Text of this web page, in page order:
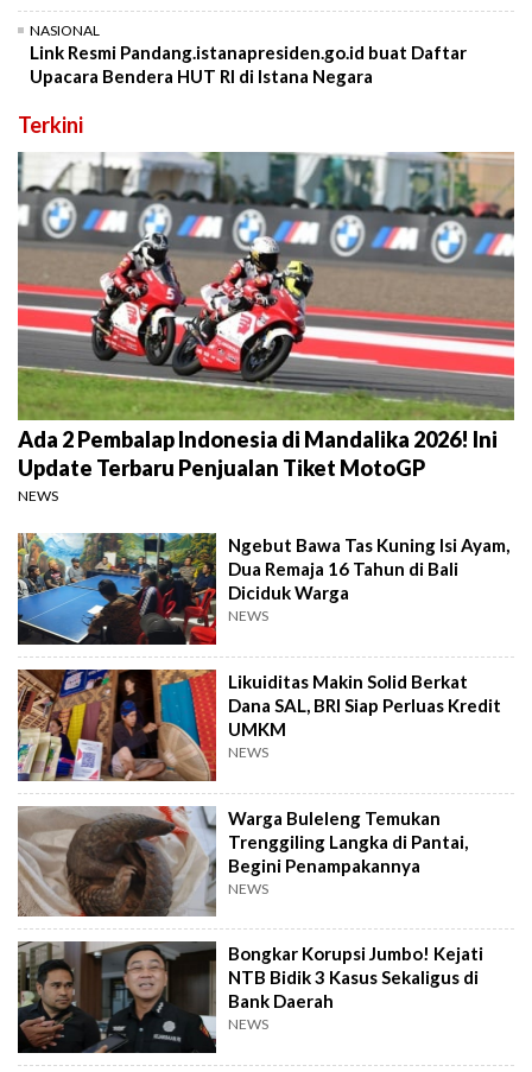
NASIONAL
Link Resmi Pandang.istanapresiden.go.id buat Daftar
Upacara Bendera HUT RI di Istana Negara
Terkini
Ada 2 Pembalap Indonesia di Mandalika 2026! Ini
Update Terbaru Penjualan Tiket MotoGP
NEWS
Ngebut Bawa Tas Kuning Isi Ayam,
Dua Remaja 16 Tahun di Bali
Diciduk Warga
NEWS
Likuiditas Makin Solid Berkat
Dana SAL, BRI Siap Perluas Kredit
UMKM
NEWS
Warga Buleleng Temukan
Trenggiling Langka di Pantai,
Begini Penampakannya
NEWS
Bongkar Korupsi Jumbo! Kejati
NTB Bidik 3 Kasus Sekaligus di
Bank Daerah
NEWS